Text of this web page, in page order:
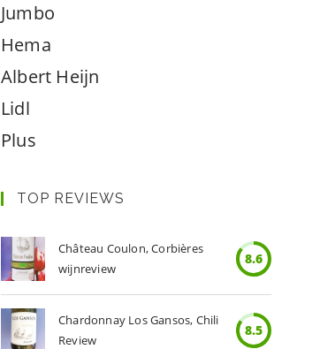
Jumbo
Hema
Albert Heijn
Lidl
Plus
TOP REVIEWS
Château Coulon, Corbières
wijnreview
8.6
Chardonnay Los Gansos, Chili
Review
8.5